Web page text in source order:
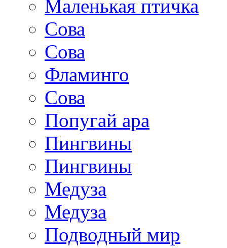
Маленькая птичка
Сова
Сова
Фламинго
Сова
Попугай ара
Пингвины
Пингвины
Медуза
Медуза
Подводный мир